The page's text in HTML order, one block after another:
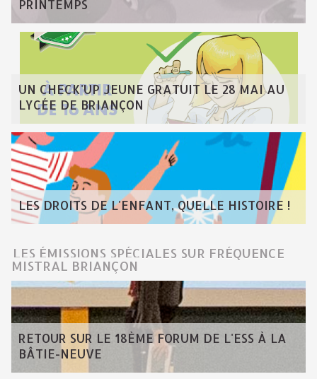
PRINTEMPS
UN CHECK'UP JEUNE GRATUIT LE 28 MAI AU
LYCÉE DE BRIANÇON
LES DROITS DE L'ENFANT, QUELLE HISTOIRE !
LES ÉMISSIONS SPÉCIALES SUR FRÉQUENCE
MISTRAL BRIANÇON
RETOUR SUR LE 18ÈME FORUM DE L'ESS À LA
BÂTIE-NEUVE